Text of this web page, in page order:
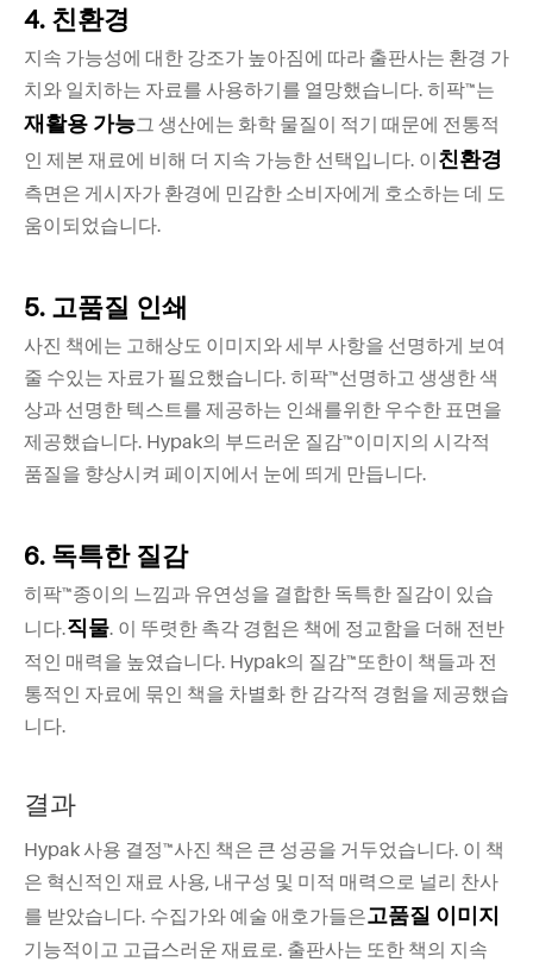
4. 친환경
지속 가능성에 대한 강조가 높아짐에 따라 출판사는 환경 가
치와 일치하는 자료를 사용하기를 열망했습니다. 히팍™는
재활용 가능그 생산에는 화학 물질이 적기 때문에 전통적
인 제본 재료에 비해 더 지속 가능한 선택입니다. 이친환경
측면은 게시자가 환경에 민감한 소비자에게 호소하는 데 도
움이되었습니다.
5. 고품질 인쇄
사진 책에는 고해상도 이미지와 세부 사항을 선명하게 보여
줄 수있는 자료가 필요했습니다. 히팍™선명하고 생생한 색
상과 선명한 텍스트를 제공하는 인쇄를위한 우수한 표면을
제공했습니다. Hypak의 부드러운 질감™이미지의 시각적
품질을 향상시켜 페이지에서 눈에 띄게 만듭니다.
6. 독특한 질감
히팍™종이의 느낌과 유연성을 결합한 독특한 질감이 있습
니다.직물. 이 뚜렷한 촉각 경험은 책에 정교함을 더해 전반
적인 매력을 높였습니다. Hypak의 질감™또한이 책들과 전
통적인 자료에 묶인 책을 차별화 한 감각적 경험을 제공했습
니다.
결과
Hypak 사용 결정™사진 책은 큰 성공을 거두었습니다. 이 책
은 혁신적인 재료 사용, 내구성 및 미적 매력으로 널리 찬사
를 받았습니다. 수집가와 예술 애호가들은고품질 이미지
기능적이고 고급스러운 재료로. 출판사는 또한 책의 지속